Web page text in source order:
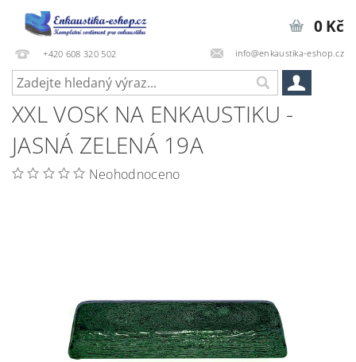
+420 608 320 502 info@enkaustika-eshop.cz
0 Kč
XXL VOSK NA ENKAUSTIKU -
JASNÁ ZELENÁ 19A
Neohodnoceno